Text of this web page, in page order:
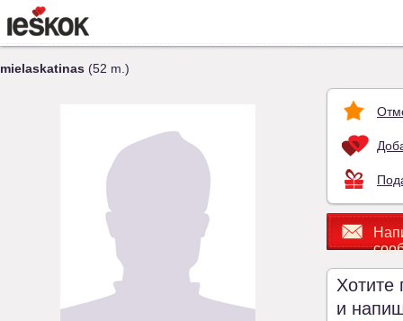
mielaskatinas (52 m.)
Хотите
и